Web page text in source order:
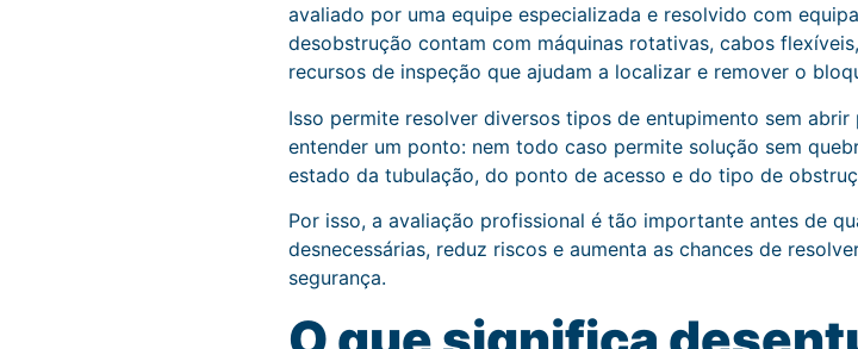
avaliado por uma equipe especializada e resolvido com
desobstrução contam com máquinas rotativas, cabos
recursos de inspeção que ajudam a localizar e remover o
Isso permite resolver diversos tipos de entupimento sem
entender um ponto: nem todo caso permite solução sem
estado da tubulação, do ponto de acesso e do tipo de
Por isso, a avaliação profissional é tão importante antes de
desnecessárias, reduz riscos e aumenta as chances de
segurança.